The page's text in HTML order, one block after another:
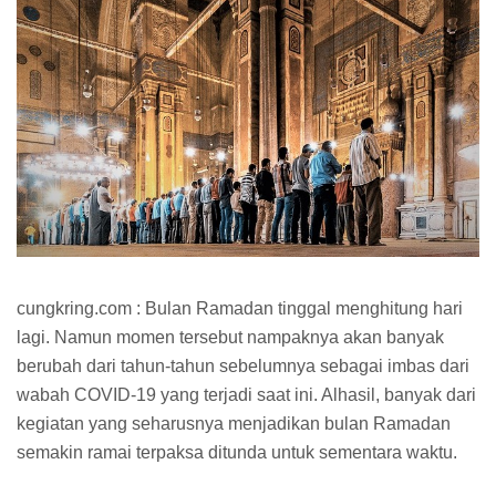
cungkring.com : Bulan Ramadan tinggal menghitung hari
lagi. Namun momen tersebut nampaknya akan banyak
berubah dari tahun-tahun sebelumnya sebagai imbas dari
wabah COVID-19 yang terjadi saat ini. Alhasil, banyak dari
kegiatan yang seharusnya menjadikan bulan Ramadan
semakin ramai terpaksa ditunda untuk sementara waktu.